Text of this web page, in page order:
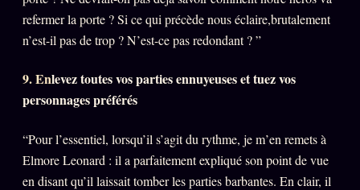
ÉDITORIAL
À propos
Équipe
refermer la porte ? Si ce qui précède nous éclaire,brutalement
n’est-il pas de trop ? N’est-ce pas redondant ? ”
9. Enlevez toutes vos parties ennuyeuses et tuez vos
personnages préférés
“Pour l’essentiel, lorsqu’il s’agit du rythme, je m’en remets à
Elmore Leonard : il a parfaitement expliqué son point de vue
en disant qu’il laissait tomber les parties barbantes. En clair, il